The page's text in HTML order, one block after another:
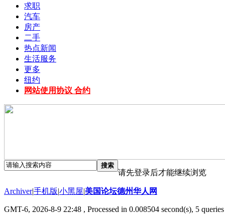
求职
汽车
房产
二手
热点新闻
生活服务
更多
纽约
网站使用协议 合约
搜索
请先登录后才能继续浏览
Archiver|手机版|小黑屋|美国论坛德州华人网
GMT-6, 2026-8-9 22:48 , Processed in 0.008504 second(s), 5